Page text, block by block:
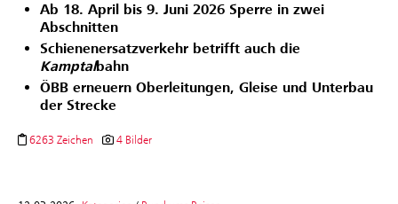
Ab 18. April bis 9. Juni 2026 Sperre in zwei
Abschnitten
Schienenersatzverkehr betrifft auch die
Kamptalbahn
ÖBB erneuern Oberleitungen, Gleise und Unterbau
der Strecke
6263 Zeichen 4 Bilder